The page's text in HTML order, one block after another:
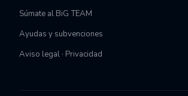
Súmate al BiG TEAM
Ayudas y subvenciones
Aviso legal · Privacidad